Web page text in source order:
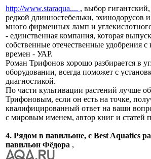
http://www.staraqua.... , выбор
редкой длинностебельки, эхинодорусов
много фирменных ламп и
- единственная компания, которая
собственные отечественные удобрения с
времен - УАР.
Роман Трифонов хорошо разбирается в
оборудовании, всегда поможет с
диагностикой.
По части культивации растений лучше
Трифоновым, если он есть на точке,
квалифицированный ответ на ваши
с мировым именем, автор книг и статей
4. Рядом в павильоне, с Best Aquatics
павильон Фёдора ,